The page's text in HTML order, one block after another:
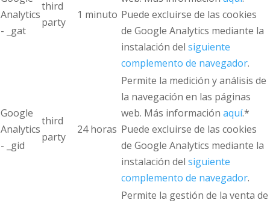
Analytics
- _gat
third
party
1 minuto Puede excluirse de las cookies
de Google Analytics mediante la
instalación del siguiente
complemento de navegador.
Google
Analytics
- _gid
third
party
24 horas
Permite la medición y análisis de
la navegación en las páginas
web. Más información aquí.*
Puede excluirse de las cookies
de Google Analytics mediante la
instalación del siguiente
complemento de navegador.
Permite la gestión de la venta de